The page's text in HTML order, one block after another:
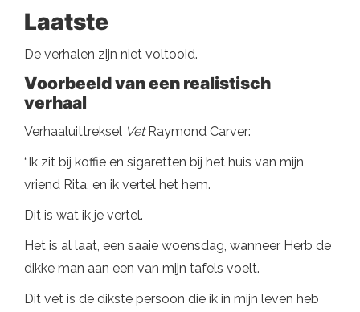
Laatste
De verhalen zijn niet voltooid.
Voorbeeld van een realistisch
verhaal
Verhaaluittreksel VetRaymond Carver:
“Ik zit bij koffie en sigaretten bij het huis van mijn
vriend Rita, en ik vertel het hem.
Dit is wat ik je vertel.
Het is al laat, een saaie woensdag, wanneer Herb de
dikke man aan een van mijn tafels voelt.
Dit vet is de dikste persoon die ik in mijn leven heb